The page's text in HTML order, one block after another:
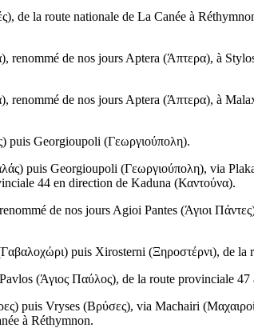
), de la route nationale de La Canée à
), renommé de nos jours Aptera (Άπτερα), à
), renommé de nos jours Aptera (Άπτερα), à
) puis Georgioupoli (Γεωργιούπολη).
) puis Georgioupoli (Γεωργιούπολη), via
44 en direction de Kaduna (Καντούνα).
de nos jours Agioi Pantes (Άγιοι Πάντες
Γαβαλοχώρι) puis Xirosterni (Ξηροστέρνι), de la
(Άγιος Παύλος), de la route provinciale
) puis Vryses (Βρύσες), via Machairi (
à Réthymnon.